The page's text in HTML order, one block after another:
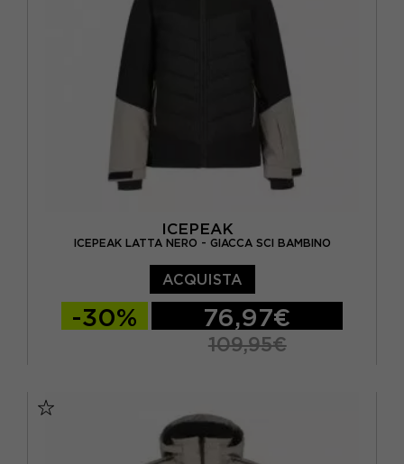
ICEPEAK
ICEPEAK LATTA NERO - GIACCA SCI BAMBINO
164 CM 176 CM
ACQUISTA
-30% 76,97€
109,95€